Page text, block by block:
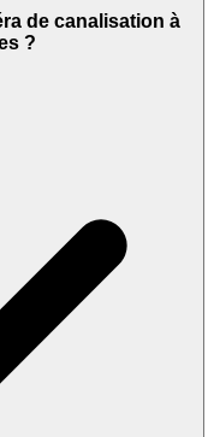
de canalisation à
?